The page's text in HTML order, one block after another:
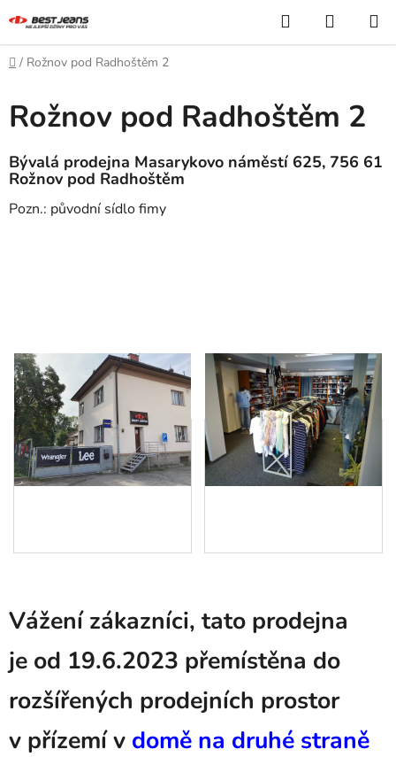
na
obsah
Hľadať
KOŠÍK
Domov
/ Rožnov pod Radhoštěm 2
Rožnov pod Radhoštěm 2
Bývalá prodejna Masarykovo náměstí 625, 756 61
Rožnov pod Radhoštěm
Pozn.: původní sídlo fimy
Vážení zákazníci,tato prodejna
je od 19.6.2023 přemístěna do
rozšířených prodejních prostor
v přízemí v domě na druhé straně